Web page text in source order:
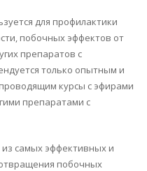
для профилактики
побочных эффектов от
препаратов с
только опытным и
курсы с эфирами
препаратами с
самых эффективных и
побочных